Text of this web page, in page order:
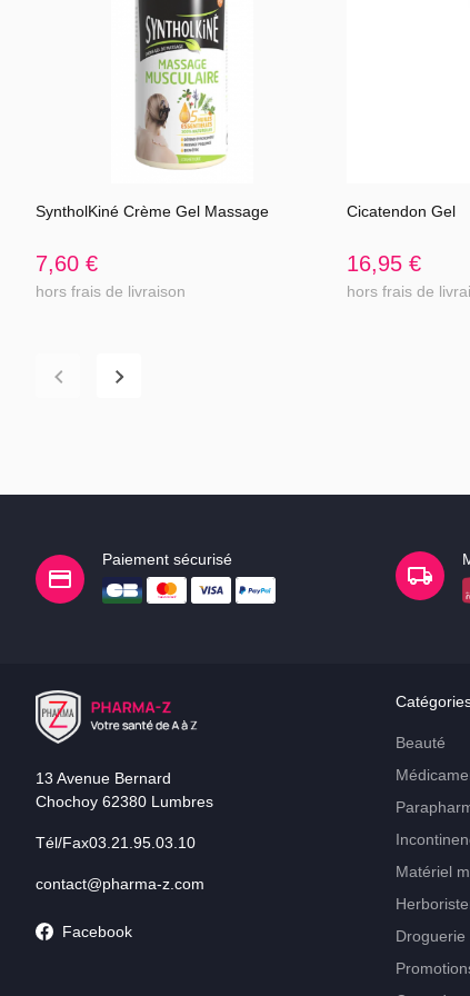
dont
Vitamine
%AR
Ce produit
vitamines.
être utilisés
enceintes ou
duodénal ou
Voir l'article
SyntholKiné Crème Gel Massage
7,60 €
hors frais de livraison
Cicatendon Gel
16,95 €
hors frais de
Paiement sécurisé
13 Avenue Bernard
Chochoy 62380 Lumbres
Tél/Fax03.21.95.03.10
contact@pharma-z.com
Facebook
Beauté
Matériel
Droguerie